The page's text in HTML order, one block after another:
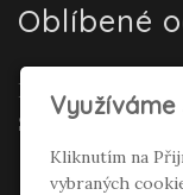
Oblíbené
Realitní makléř
Seifertová
Kliknutím na
vybraných